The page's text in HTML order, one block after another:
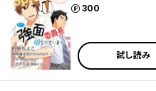
300
ポイント
試し読み